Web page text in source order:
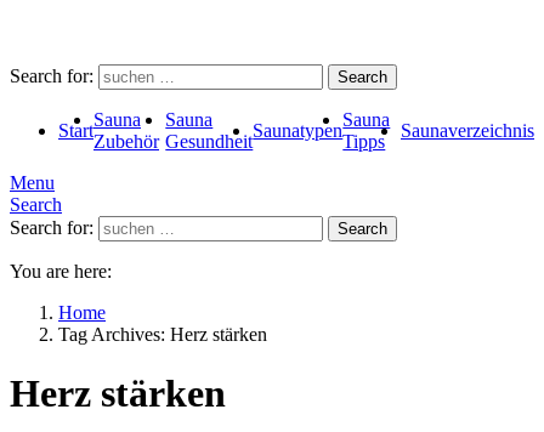
Search for: Search
Start
Sauna
Zubehör
Sauna
Gesundheit
Saunatypen
Sauna
Tipps
Saunaverzeichnis
Menu
Search
Search for:
Search
You are here:
Home
Tag Archives: Herz stärken
Herz stärken